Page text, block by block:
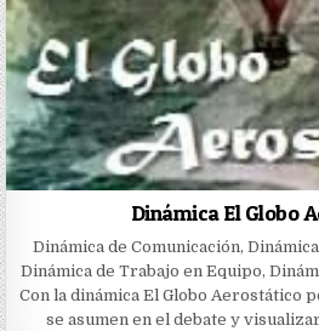
Dinámica El Globo
Dinámica de Comunicación,
Dinámica de Trabajo en Equipo,
Con la dinámica El Globo Aerostático
se asumen en el debate y